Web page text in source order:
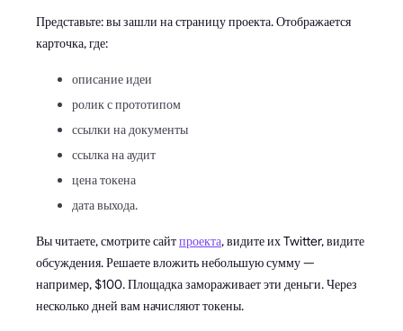
Представьте: вы зашли на страницу проекта. Отображается
карточка, где:
описание идеи
ролик с прототипом
ссылки на документы
ссылка на аудит
цена токена
дата выхода.
Вы читаете, смотрите сайтпроекта, видите их Twitter, видите
обсуждения. Решаете вложить небольшую сумму —
например, $100. Площадка замораживает эти деньги. Через
несколько дней вам начисляют токены.